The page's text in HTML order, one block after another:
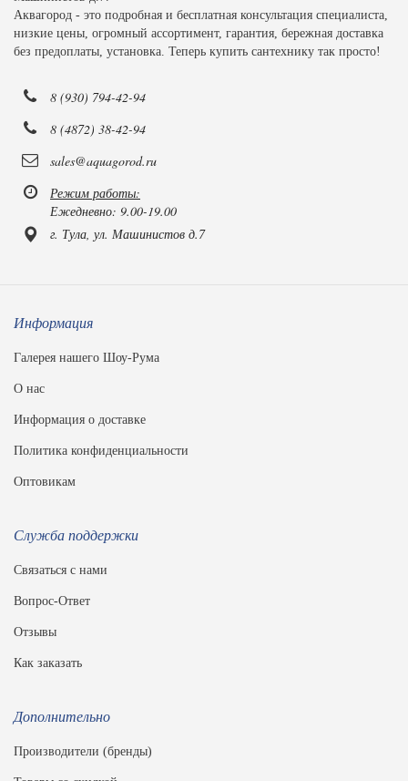
Аквагород - это подробная и бесплатная консультация специалиста,
низкие цены, огромный ассортимент, гарантия, бережная доставка
без предоплаты, установка. Теперь купить сантехнику так просто!
8 (930) 794-42-94
8 (4872) 38-42-94
sales@aquagorod.ru
Режим работы:
Ежедневно: 9.00-19.00
г. Тула, ул. Машинистов д.7
Информация
Галерея нашего Шоу-Рума
О нас
Информация о доставке
Политика конфиденциальности
Оптовикам
Служба поддержки
Связаться с нами
Вопрос-Ответ
Отзывы
Как заказать
Дополнительно
Производители (бренды)